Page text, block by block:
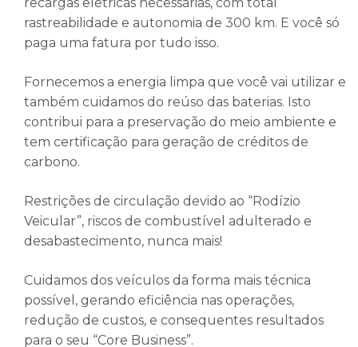
rastreabilidade e autonomia de 300 km. E você só
paga uma fatura por tudo isso.
Fornecemos a energia limpa que você vai utilizar e
também cuidamos do reúso das baterias. Isto
contribui para a preservação do meio ambiente e
tem certificação para geração de créditos de
carbono.
Restrições de circulação devido ao “Rodízio
Veicular”, riscos de combustível adulterado e
desabastecimento, nunca mais!
Cuidamos dos veículos da forma mais técnica
possível, gerando eficiência nas operações,
redução de custos, e consequentes resultados
para o seu “Core Business”.